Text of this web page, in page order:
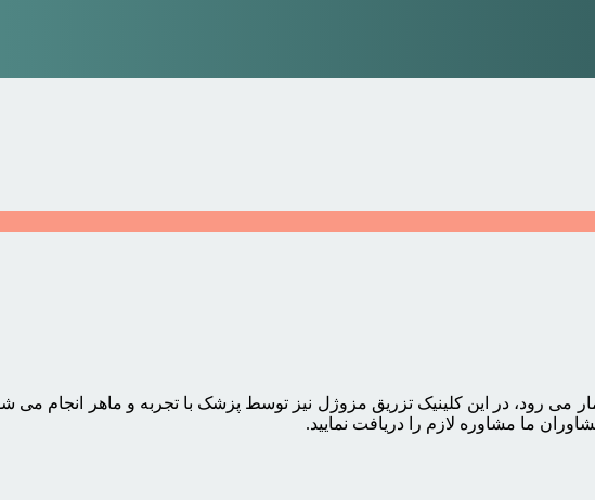
می رود، در این کلینیک تزریق مزوژل نیز توسط پزشک با تجربه و ماهر انجام
ما مشاوره لازم را دریافت نمایید.